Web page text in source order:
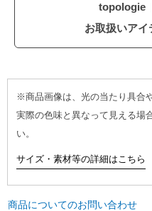
topologie
お取扱いアイ
※商品画像は、光の当たり具合
実際の色味と異なって見える場
い。
サイズ・素材等の詳細はこちら
商品についてのお問い合わせ